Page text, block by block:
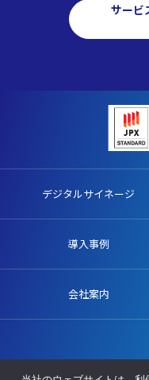
サービ
デジタルサイネージ
導入事例
会社案内